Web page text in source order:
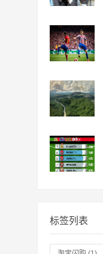
标签列表